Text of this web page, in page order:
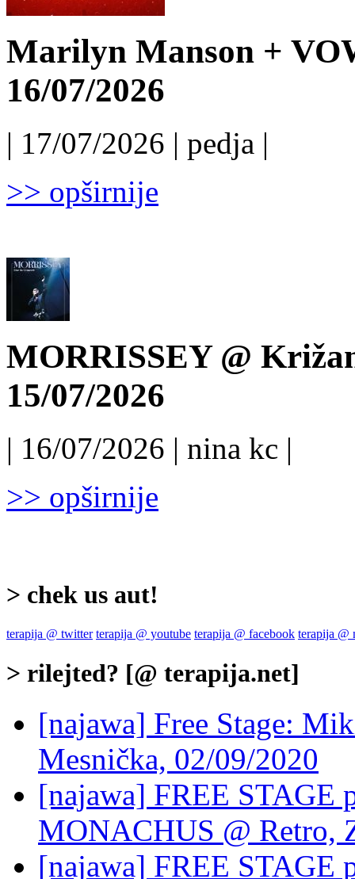
Marilyn Manson +
16/07/2026
| 17/07/2026 | pedja |
>> opširnije
MORRISSEY @
15/07/2026
| 16/07/2026 | nina kc |
>> opširnije
> chek us aut!
terapija @ twitter terapija @ youtube terapija @ facebook terapija @
> rilejted? [@ terapija.net]
[najawa] Free Stage:
Mesnička, 02/09/2020
[najawa] FREE STAGE
MONACHUS @ Retro,
[najawa] FREE STAGE